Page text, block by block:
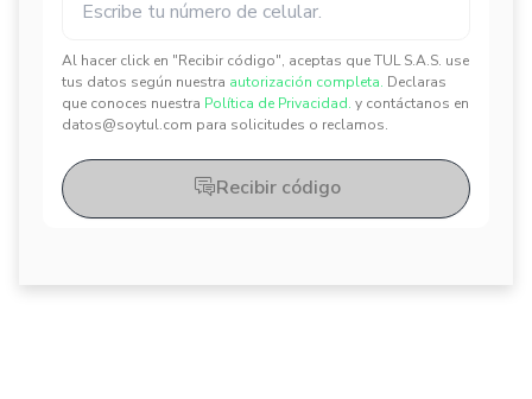
Al hacer click en "Recibir código", aceptas que TUL S.A.S. use
tus datos según nuestra autorización completa. Declaras
que conoces nuestra Política de Privacidad. y contáctanos en
datos@soytul.com para solicitudes o reclamos.
✕
✕
Recibir código